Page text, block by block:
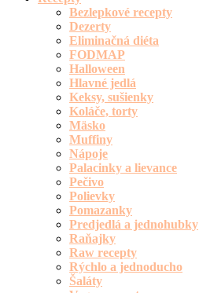
Bezlepkové recepty
Dezerty
Eliminačná diéta
FODMAP
Halloween
Hlavné jedlá
Keksy, sušienky
Koláče, torty
Mäsko
Muffiny
Nápoje
Palacinky a lievance
Pečivo
Polievky
Pomazanky
Predjedlá a jednohubky
Raňajky
Raw recepty
Rýchlo a jednoducho
Šaláty